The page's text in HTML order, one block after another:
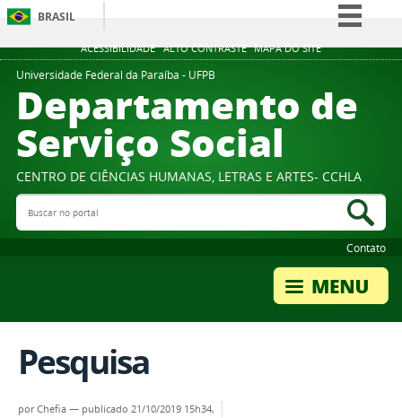
ACESSIBILIDADE ALTO CONTRASTE MAPA DO SITE
BRASIL
Simplifique!
Participe
Acesso à informação
Legislação
Universidade Federal da Paraíba - UFPB
Departamento de
Serviço Social
CENTRO DE CIÊNCIAS HUMANAS, LETRAS E ARTES- CCHLA
Buscar no portal
Contato
Pesquisa
porChefia — publicado 21/10/2019 15h34,